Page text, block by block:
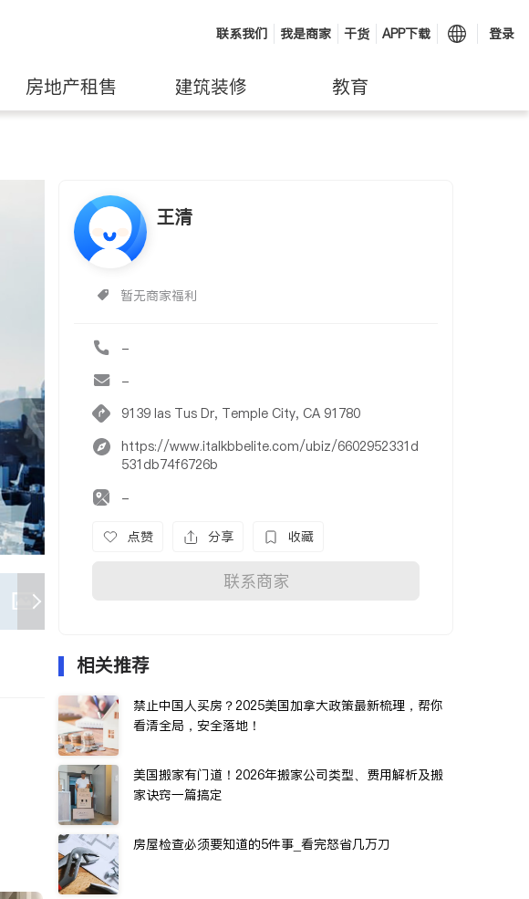
联系我们 我是商家 干货 APP下载 登录
房地产租售 建筑装修 教育
王清
暂无商家福利
-
-
9139 las Tus Dr, Temple City, CA 91780
https://www.italkbbelite.com/ubiz/6602952331d
531db74f6726b
-
点赞 分享 收藏
联系商家
相关推荐
禁止中国人买房？2025美国加拿大政策最新梳理，帮你
看清全局，安全落地！
美国搬家有门道！2026年搬家公司类型、费用解析及搬
家诀窍一篇搞定
房屋检查必须要知道的5件事_看完怒省几万刀